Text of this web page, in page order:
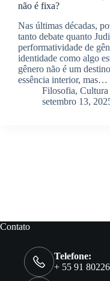
não é fixa?
Nas últimas décadas,
tanto debate quanto
performatividade de
identidade como algo
gênero não é um
essência interior, mas…
Filosofia, Cultura
setembro 13,
Contato
Telefone:
+ 55 91